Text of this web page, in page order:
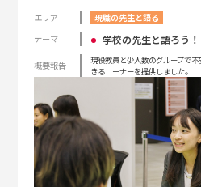
エリア
現職の先生と語る
テーマ
学校の先生と語ろう！
概要報告
現役教員と少人数のグループで
きるコーナーを提供しました。